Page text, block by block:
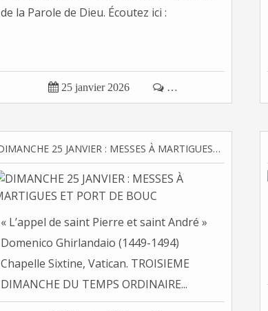
de la Parole de Dieu. Écoutez ici :
 25 janvier 2026  …
DIMANCHE 25 JANVIER : MESSES À MARTIGUES ET PORT DE BOUC
« L’appel de saint Pierre et saint André »
Domenico Ghirlandaio (1449-1494)
Chapelle Sixtine, Vatican. TROISIEME
DIMANCHE DU TEMPS ORDINAIRE...